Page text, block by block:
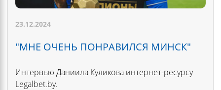
23.12.2024
"МНЕ ОЧЕНЬ ПОНРАВИЛСЯ МИНСК"
Интервью Даниила Куликова интернет-ресурсу
Legalbet.by.